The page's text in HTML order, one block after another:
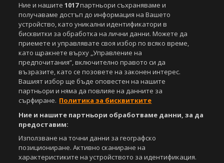
Copyright © 2007-2026 Агенция Спортал. Всички права запазени.
Този уебсайт е собственост наSportal Media Group
За нас Екип За рекламa
Общи условия
Етични правила на НСС
Лични данни
Управление на предпочитания
Съдържанието на този уеб сайт и технологиите, използвани в него, са
под закрила на Закона за авторското право и сродните му права.
Всички статии, репортажи, интервюта и други текстови, графични и
видео материали, публикувани в сайта, са собственост на Агенция
Спортал, освен ако изрично е посочено друго. Допуска се
публикуване на текстови материали само след писмено съгласие на
Агенция Спортал, посочване на източника и добавяне на линк към
Ние и нашите1017партньори съхраняваме и
получаваме достъп до информация на Вашето
устройство, като уникални идентификатори в
бисквитки за обработка на лични данни. Можете да
приемете и управлявате своя избор по всяко време,
като щракнете върху „Управление на
предпочитания“, включително правото си да
възразите, като се позовете на законен интерес.
Вашият избор ще бъде оповестен на нашите
партньори и няма да повлияе на данните за
сърфиране. Политика за бисквитките
Ние и нашите партньори обработваме данни, за да
предоставим:
Използване на точни данни за географско
позициониране. Активно сканиране на
характеристиките на устройството за идентификация.